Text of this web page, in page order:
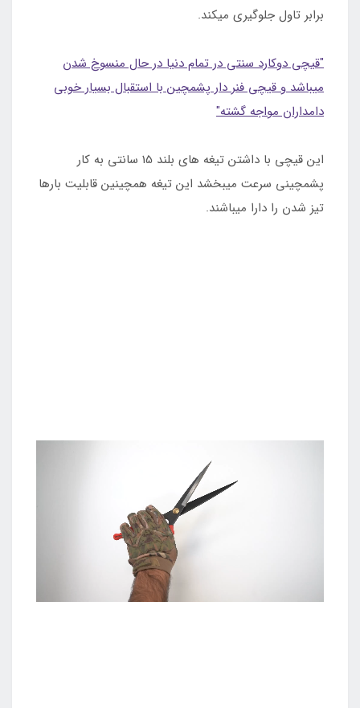
برابر تاول جلوگیری میکند.
"قیچی دوکارد سنتی در تمام دنیا در حال منسوخ شدن
میباشد و قیچی فنر دار پشمچین با استقبال بسیار خوبی
دامداران مواجه گشته"
این قیچی با داشتن تیغه های بلند 15 سانتی به کار
پشمچینی سرعت میبخشد این تیغه همچینین قابلیت بارها
تیز شدن را دارا میباشند.